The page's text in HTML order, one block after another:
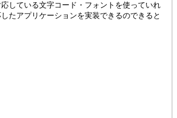
している文字コード・フォントを使っていれ
たアプリケーションを実装できるのできると